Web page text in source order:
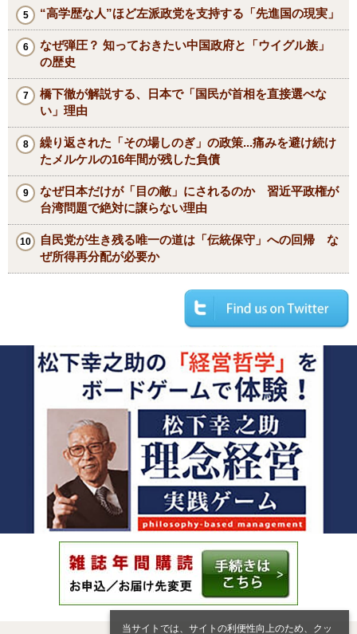
当サイトでは、サイトの利便性向上のため、クッ
“高学歴な人”ほど左派政党を支持する「先進国の現実」
なぜ弾圧？ 知っておきたい中国政府と「ウイグル族」
の歴史
橋下徹が解説する、日本で「国民が首相を直接選べな
い」理由
繰り返された「その場しのぎ」の政策...痛みを避け続け
たメルケルの16年間が残した負債
なぜ日本だけが「目の敵」にされるのか 習近平政権が
台湾問題で絶対に譲らない理由
自民党が生き残る唯一の道は「伝統保守」への回帰 な
ぜ所得再分配が必要か